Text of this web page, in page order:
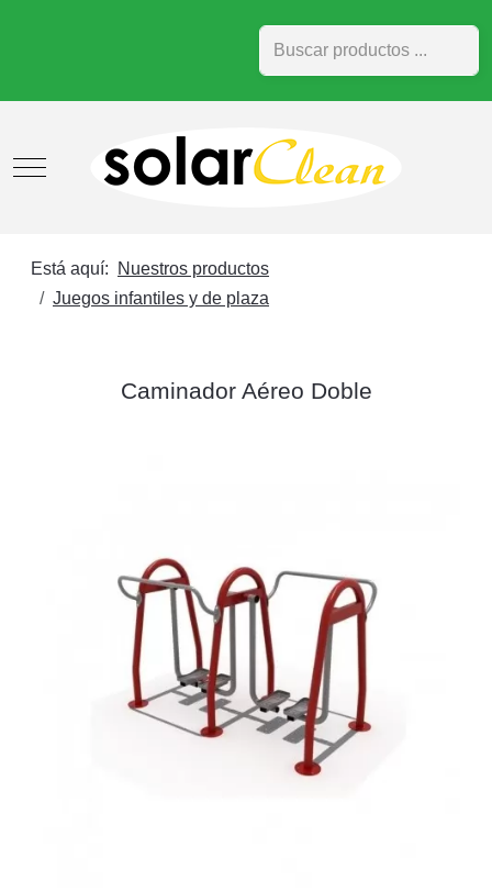
Buscar
Mobile Menu Toggle
Está aquí:
Nuestros productos
Juegos infantiles y de plaza
Caminador Aéreo Doble